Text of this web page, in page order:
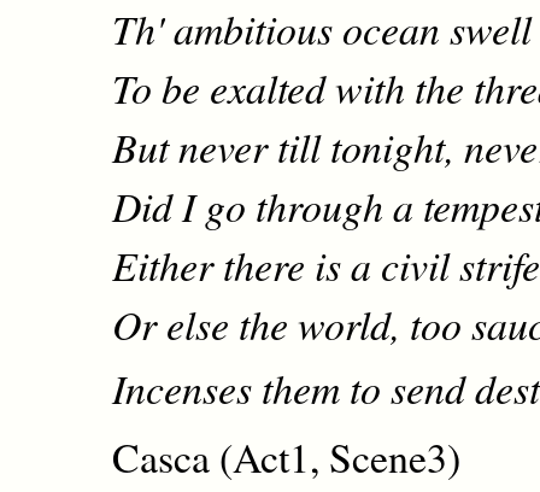
Th' ambitious ocean
To be exalted with the
But never till tonight,
Did I go through a
Either there is a civil
Or else the world, too
Incenses them to send
Casca (Act1, Scene3)